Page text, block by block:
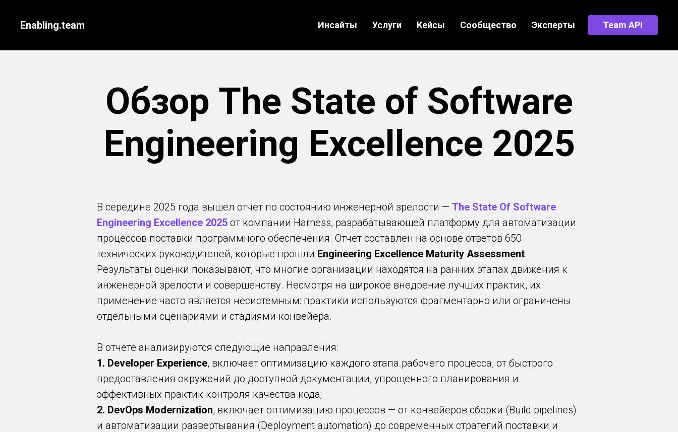
Enabling.team Инсайты Услуги Кейсы Сообщество Эксперты Team API
Обзор The State of Software
Engineering Excellence 2025
В середине 2025 года вышел отчет по состоянию инженерной зрелости — The State Of Software
Engineering Excellence 2025 от компании Harness, разрабатывающей платформу для автоматизации
процессов поставки программного обеспечения. Отчет составлен на основе ответов 650
технических руководителей, которые прошли Engineering Excellence Maturity Assessment.
Результаты оценки показывают, что многие организации находятся на ранних этапах движения к
инженерной зрелости и совершенству. Несмотря на широкое внедрение лучших практик, их
применение часто является несистемным: практики используются фрагментарно или ограничены
отдельными сценариями и стадиями конвейера.
В отчете анализируются следующие направления:
1. Developer Experience, включает оптимизацию каждого этапа рабочего процесса, от быстрого
предоставления окружений до доступной документации, упрощенного планирования и
эффективных практик контроля качества кода;
2. DevOps Modernization, включает оптимизацию процессов — от конвейеров сборки (Build pipelines)
и автоматизации развертывания (Deployment automation) до современных стратегий поставки и